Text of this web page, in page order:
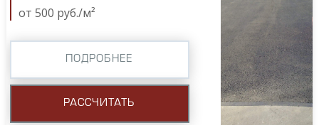
от 500 руб./м²
ПОДРОБНЕЕ
РАССЧИТАТЬ